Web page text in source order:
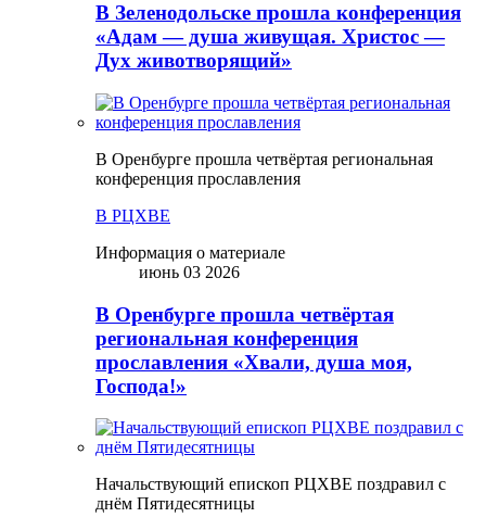
В Зеленодольске прошла конференция
«Адам — душа живущая. Христос —
Дух животворящий»
В Оренбурге прошла четвёртая региональная
конференция прославления
В РЦХВЕ
Информация о материале
июнь 03 2026
В Оренбурге прошла четвёртая
региональная конференция
прославления «Хвали, душа моя,
Господа!»
Начальствующий епископ РЦХВЕ поздравил с
днём Пятидесятницы